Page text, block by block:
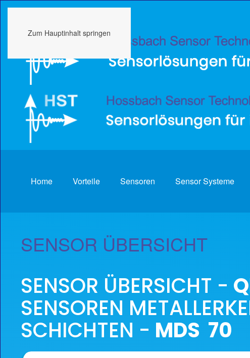
Zum Hauptinhalt springen
Home Vorteile Sensoren Sensor Systeme
SENSOR ÜBERSICHT
SENSOR ÜBERSICHT -
SENSOREN
SCHICHTEN - MDS 70